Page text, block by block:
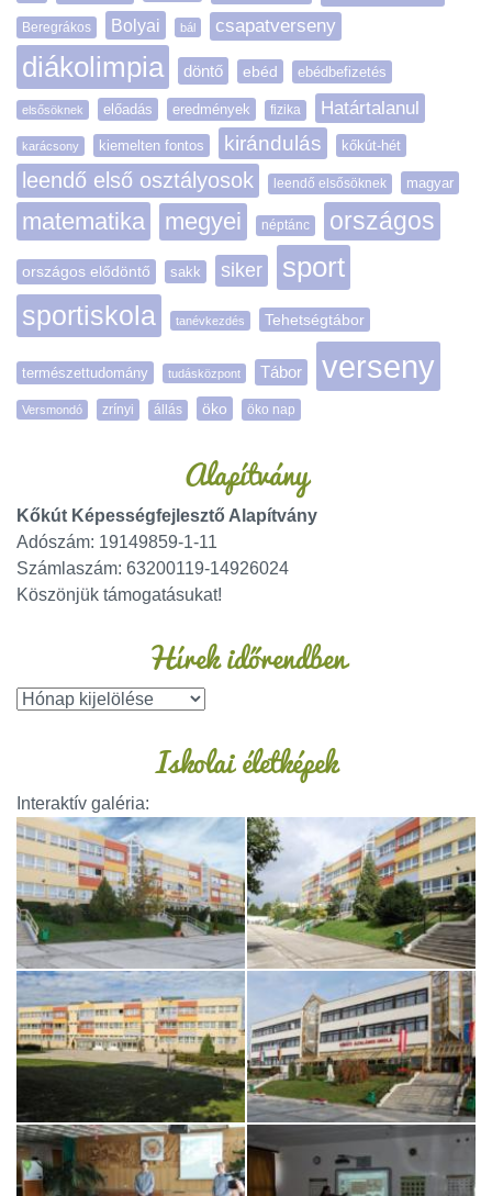
Beregrákos Bolyai bál csapatverseny
diákolimpia döntő ebéd ebédbefizetés
elsősöknek előadás eredmények fizika Határtalanul
karácsony kiemelten fontos kirándulás kőkút-hét
leendő első osztályosok leendő elsősöknek magyar
matematika megyei néptánc országos
országos elődöntő sakk siker sport
sportiskola tanévkezdés Tehetségtábor
természettudomány tudásközpont Tábor verseny
Versmondó zrínyi állás öko öko nap
Alapítvány
Kőkút Képességfejlesztő Alapítvány
Adószám: 19149859-1-11
Számlaszám: 63200119-14926024
Köszönjük támogatásukat!
Hírek időrendben
Iskolai életképek
Interaktív galéria: